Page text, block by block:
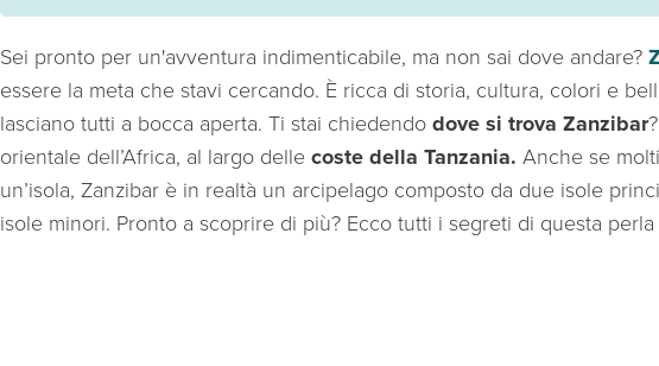
Sei pronto per un'avventura indimenticabile, ma non sai dove andare?
essere la meta che stavi cercando. È ricca di storia, cultura, colori e
lasciano tutti a bocca aperta. Ti stai chiedendodove si trova Zanzibar
orientale dell’Africa, al largo dellecoste della Tanzania. Anche se
un’isola, Zanzibar è in realtà un arcipelago composto da due isole
isole minori. Pronto a scoprire di più? Ecco tutti i segreti di questa